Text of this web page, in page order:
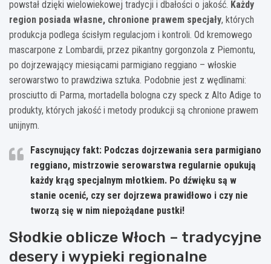
powstał dzięki wielowiekowej tradycji i dbałości o jakość. Każdy
region posiada własne, chronione prawem specjały, których
produkcja podlega ścisłym regulacjom i kontroli. Od kremowego
mascarpone z Lombardii, przez pikantny gorgonzola z Piemontu,
po dojrzewający miesiącami parmigiano reggiano – włoskie
serowarstwo to prawdziwa sztuka. Podobnie jest z wędlinami:
prosciutto di Parma, mortadella bologna czy speck z Alto Adige to
produkty, których jakość i metody produkcji są chronione prawem
unijnym.
Fascynujący fakt: Podczas dojrzewania sera parmigiano
reggiano, mistrzowie serowarstwa regularnie opukują
każdy krąg specjalnym młotkiem. Po dźwięku są w
stanie ocenić, czy ser dojrzewa prawidłowo i czy nie
tworzą się w nim niepożądane pustki!
Słodkie oblicze Włoch – tradycyjne
desery i wypieki regionalne